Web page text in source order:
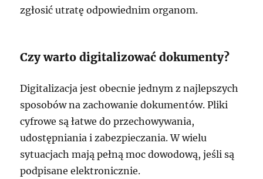
zgłosić utratę odpowiednim organom.
Czy warto digitalizować dokumenty?
Digitalizacja jest obecnie jednym z najlepszych
sposobów na zachowanie dokumentów. Pliki
cyfrowe są łatwe do przechowywania,
udostępniania i zabezpieczania. W wielu
sytuacjach mają pełną moc dowodową, jeśli są
podpisane elektronicznie.